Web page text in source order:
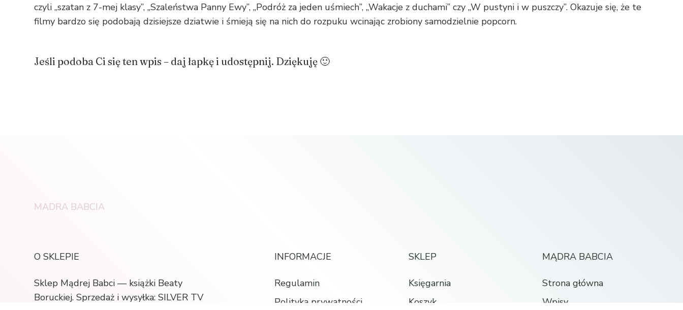
czyli „szatan z 7-mej klasy”, „Szaleństwa Panny Ewy”, „Podróż za jeden uśmiech”, „Wakacje z duchami” czy „W pustyni i w puszczy”. Okazuje się, że te
filmy bardzo się podobają dzisiejsze dziatwie i śmieją się na nich do rozpuku wcinając zrobiony samodzielnie popcorn.
Jeśli podoba Ci się ten wpis – daj łapkę i udostępnij. Dziękuję 🙂
MĄDRA BABCIA
O SKLEPIE
Sklep Mądrej Babci — książki Beaty
Boruckiej. Sprzedaż i wysyłka: SILVER TV
INFORMACJE
Regulamin
Polityka prywatności
SKLEP
Księgarnia
Koszyk
MĄDRA BABCIA
Strona główna
Wpisy